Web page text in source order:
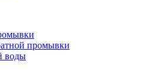
промывки
воды